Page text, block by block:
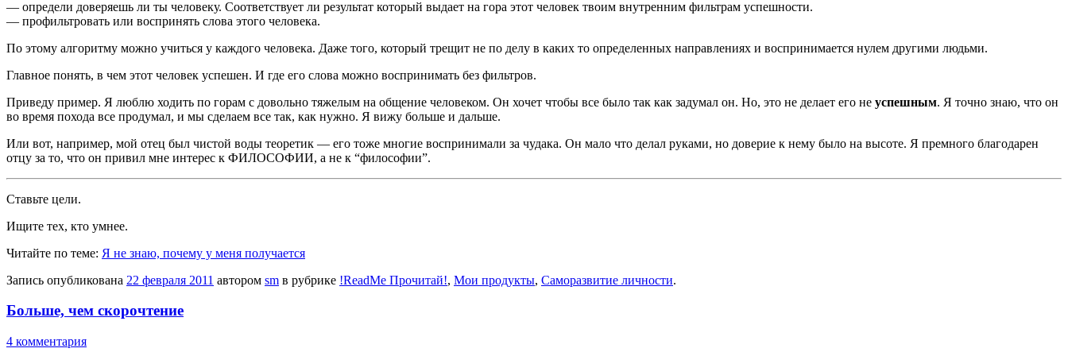
— определи доверяешь ли ты человеку. Соответствует ли результат который выдает на гора этот человек твоим внутренним фильтрам успешности.
— профильтровать или воспринять слова этого человека.
По этому алгоритму можно учиться у каждого человека. Даже того, который трещит не по делу в каких то определенных направлениях и воспринимается нулем другими людьми.
Главное понять, в чем этот человек успешен. И где его слова можно воспринимать без фильтров.
Приведу пример. Я люблю ходить по горам с довольно тяжелым на общение человеком. Он хочет чтобы все было так как задумал он. Но, это не делает его не успешным. Я точно знаю, что он
во время похода все продумал, и мы сделаем все так, как нужно. Я вижу больше и дальше.
Или вот, например, мой отец был чистой воды теоретик — его тоже многие воспринимали за чудака. Он мало что делал руками, но доверие к нему было на высоте. Я премного благодарен
отцу за то, что он привил мне интерес к ФИЛОСОФИИ, а не к “философии”.
Ставьте цели.
Ищите тех, кто умнее.
Читайте по теме: Я не знаю, почему у меня получается
Запись опубликована 22 февраля 2011 автором sm в рубрике !ReadMe Прочитай!, Мои продукты, Саморазвитие личности.
Больше, чем скорочтение
4 комментария